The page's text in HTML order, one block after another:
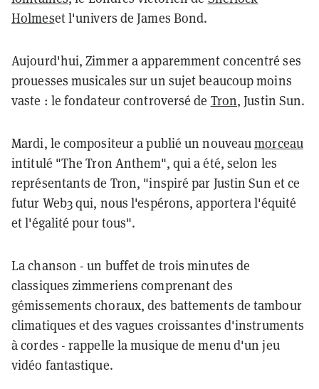
Holmeset l'univers de James Bond.
Aujourd'hui, Zimmer a apparemment concentré ses
prouesses musicales sur un sujet beaucoup moins
vaste : le fondateur controversé de Tron, Justin Sun.
Mardi, le compositeur a publié un nouveaumorceau
intitulé "The Tron Anthem", qui a été, selon les
représentants de Tron, "inspiré par Justin Sun et ce
futur Web3 qui, nous l'espérons, apportera l'équité
et l'égalité pour tous".
La chanson - un buffet de trois minutes de
classiques zimmeriens comprenant des
gémissements choraux, des battements de tambour
climatiques et des vagues croissantes d'instruments
à cordes - rappelle la musique de menu d'un jeu
vidéo fantastique.